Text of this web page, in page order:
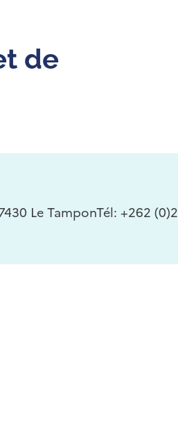
de
Le TamponTél: +262 (0)2